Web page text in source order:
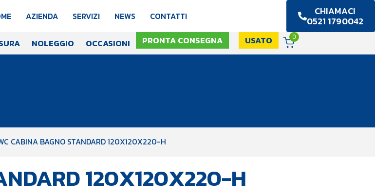
AZIENDA SERVIZI NEWS CONTATTI CHIAMACI
0521 1790042
NOLEGGIO OCCASIONI PRONTA CONSEGNA USATO 0
CABINA BAGNO STANDARD 120X120X220-H
120X120X220-H